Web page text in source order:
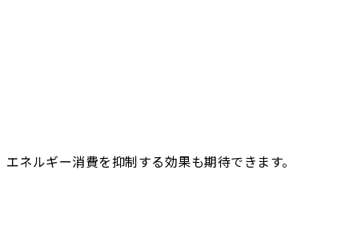
ネルギー消費を抑制する効果も期待できます。